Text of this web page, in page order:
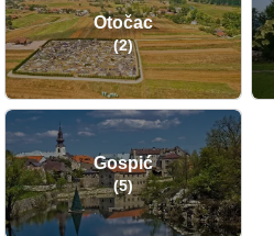
Otočac
(2)
Gospić
(5)